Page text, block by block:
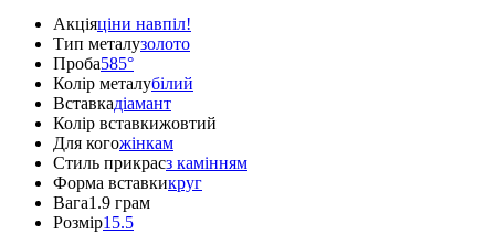
Акціяціни навпіл!
Тип металузолото
Проба585°
Колір металубілий
Вставкадіамант
Колір вставкижовтий
Для когожінкам
Стиль прикрасз камінням
Форма вставкикруг
Вага1.9 грам
Розмір15.5